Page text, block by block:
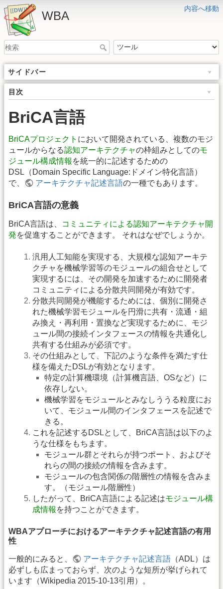
内容へ移動
WBA
サイドバー
目次
BriCA言語
BriCAプロジェクト において開発されている、複数のモジ
ュールからなる認知アーキテクチャの枠組みとしてのモ
ジュール構成情報 を統一的に記述するための
DSL（Domain Specific Language:ドメイン特化言語）
で、
アーキテクチャ記述言語の一種でもあります。
BriCA言語の意義
BriCA言語は、
コミュニティによる認知アーキテクチャ開
発を促進することができます。 それはなぜでしょうか。
汎用人工知能を実現する、大規模な認知アーキテ
クチャを機械学習等のモジュールの組合せとして
実現するには、その開発を加速するために開発者
コミュニティによる分散共同開発が有効です。
分散共同開発が機能するためには、個別に開発さ
れた機械学習モジュールを円滑に共有・流通・組
み換え・再利用・置換など実現するために、モジ
ュール間の接続インタフェースの情報を共通化し
共有する仕組みが必須です。
その仕組みとして、下記のような条件を満たす仕
様を備えたDSLが有効となります。
特定の計算機環境（計算機言語、OSなど）に
依存しない。
機械学習をモジュールとみなしううる粒度にお
いて、モジュール間のインタフェースを記述で
きる。
これを記述するDSLとして、BriCA言語は以下のよ
うな仕様をもちます。
モジュール群とそれらが持つポート、およびそ
れらの間の接続の情報を含みます。
モジュールの包含関係の階層性の情報を含みま
す。（モジュール階層性）
したがって、BriCA言語による記述はモジュール構
成情報 を持つことができます。
WBAアプローチにおけるアーキテクチャ記述言語の有用
性
一般的にみると、 アーキテクチャ記述言語 （ADL）は
必ずしも広まっておらず、次のような短所が挙げられて
います（Wikipedia 2015-10-13引用）。